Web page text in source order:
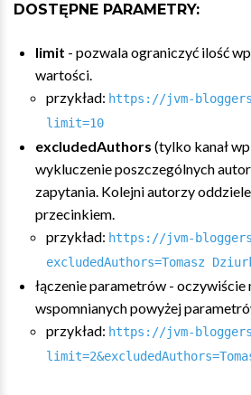
DOSTĘPNE PARAMETRY:
limit - pozwala ograniczyć ilość
wartości.
przykład: https://jvm-
limit=10
excludedAuthors (tylko kanał
wykluczenie poszczególnych
zapytania. Kolejni autorzy
przecinkiem.
przykład: https://jvm-
excludedAuthors=Tomasz
łączenie parametrów - oczywiście
wspomnianych powyżej
przykład: https://jvm-